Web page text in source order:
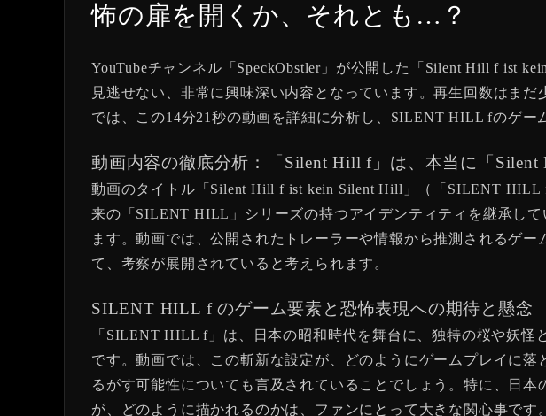
怖の扉を開くか、それとも…？
YouTubeチャンネル「SpeckObstler」が公開した「Silent Hill f ist
見逃せない、非常に興味深い内容となっています。再生回数はま
では、この14分21秒の動画を詳細に分析し、SILENT HILL fのゲー
動画内容の徹底分析：「Silent Hill f」は、本当に「Silent
動画のタイトル「Silent Hill f ist kein Silent Hill」（「SILENT
来の「SILENT HILL」シリーズの持つアイデンティティを継承し
ます。動画では、公開されたトレーラーや情報から推測されるゲ
て、考察が展開されていると考えられます。
SILENT HILL f のゲーム要素と恐怖表現への期待と懸念
「SILENT HILL f」は、日本の昭和時代を舞台に、独特の桜や妖
です。動画では、この斬新な設定が、どのようにゲームプレイに
るがす可能性についても言及されていることでしょう。特に、日
が、どのように描かれるのかは、ファンにとって大きな関心事です。